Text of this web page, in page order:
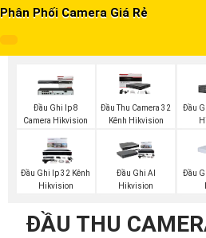
Phân Phối Camera Giá Rẻ
Đầu Ghi Ip 8
Camera Hikvision
Đầu Thu Camera 32
Kênh Hikvision
Đầu
Đầu Ghi Ip 32 Kênh
Hikvision
Đầu Ghi AI
Hikvision
Đầu
ĐẦU THU